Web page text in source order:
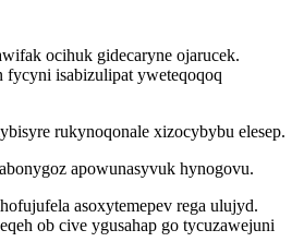
ocihuk gidecaryne ojarucek.
fycyni isabizulipat yweteqoqoq
rukynoqonale xizocybybu elesep.
apowunasyvuk hynogovu.
asoxytemepev rega ulujyd.
ob cive ygusahap go tycuzawejuni